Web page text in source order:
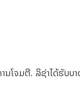
ຈມຕີ. ລິຊ່າໄດ້ຮັບບາ